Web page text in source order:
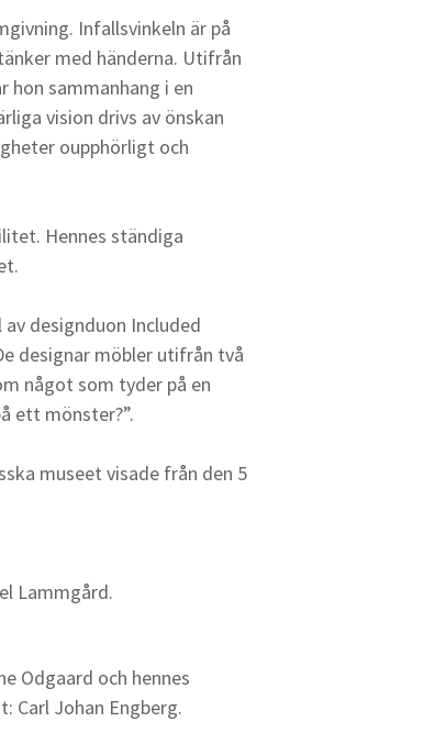
Infallsvinkeln är på
med händerna. Utifrån
hon sammanhang i en
vision drivs av önskan
oupphörligt och
Hennes ständiga
designduon Included
designar möbler utifrån två
något som tyder på en
ett mönster?”.
museet visade från den 5
Lammgård.
Odgaard och hennes
Carl Johan Engberg.